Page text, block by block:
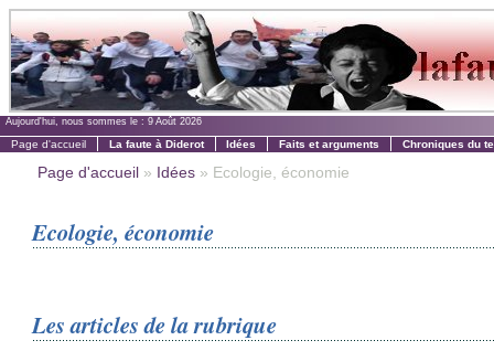
Aujourd'hui, nous sommes le : 9 Août 2026
Page d'accueil La faute à Diderot Idées Faits et arguments Chroniques du
Page d'accueil » Idées » Ecologie, économie
Ecologie, économie
Les articles de la rubrique